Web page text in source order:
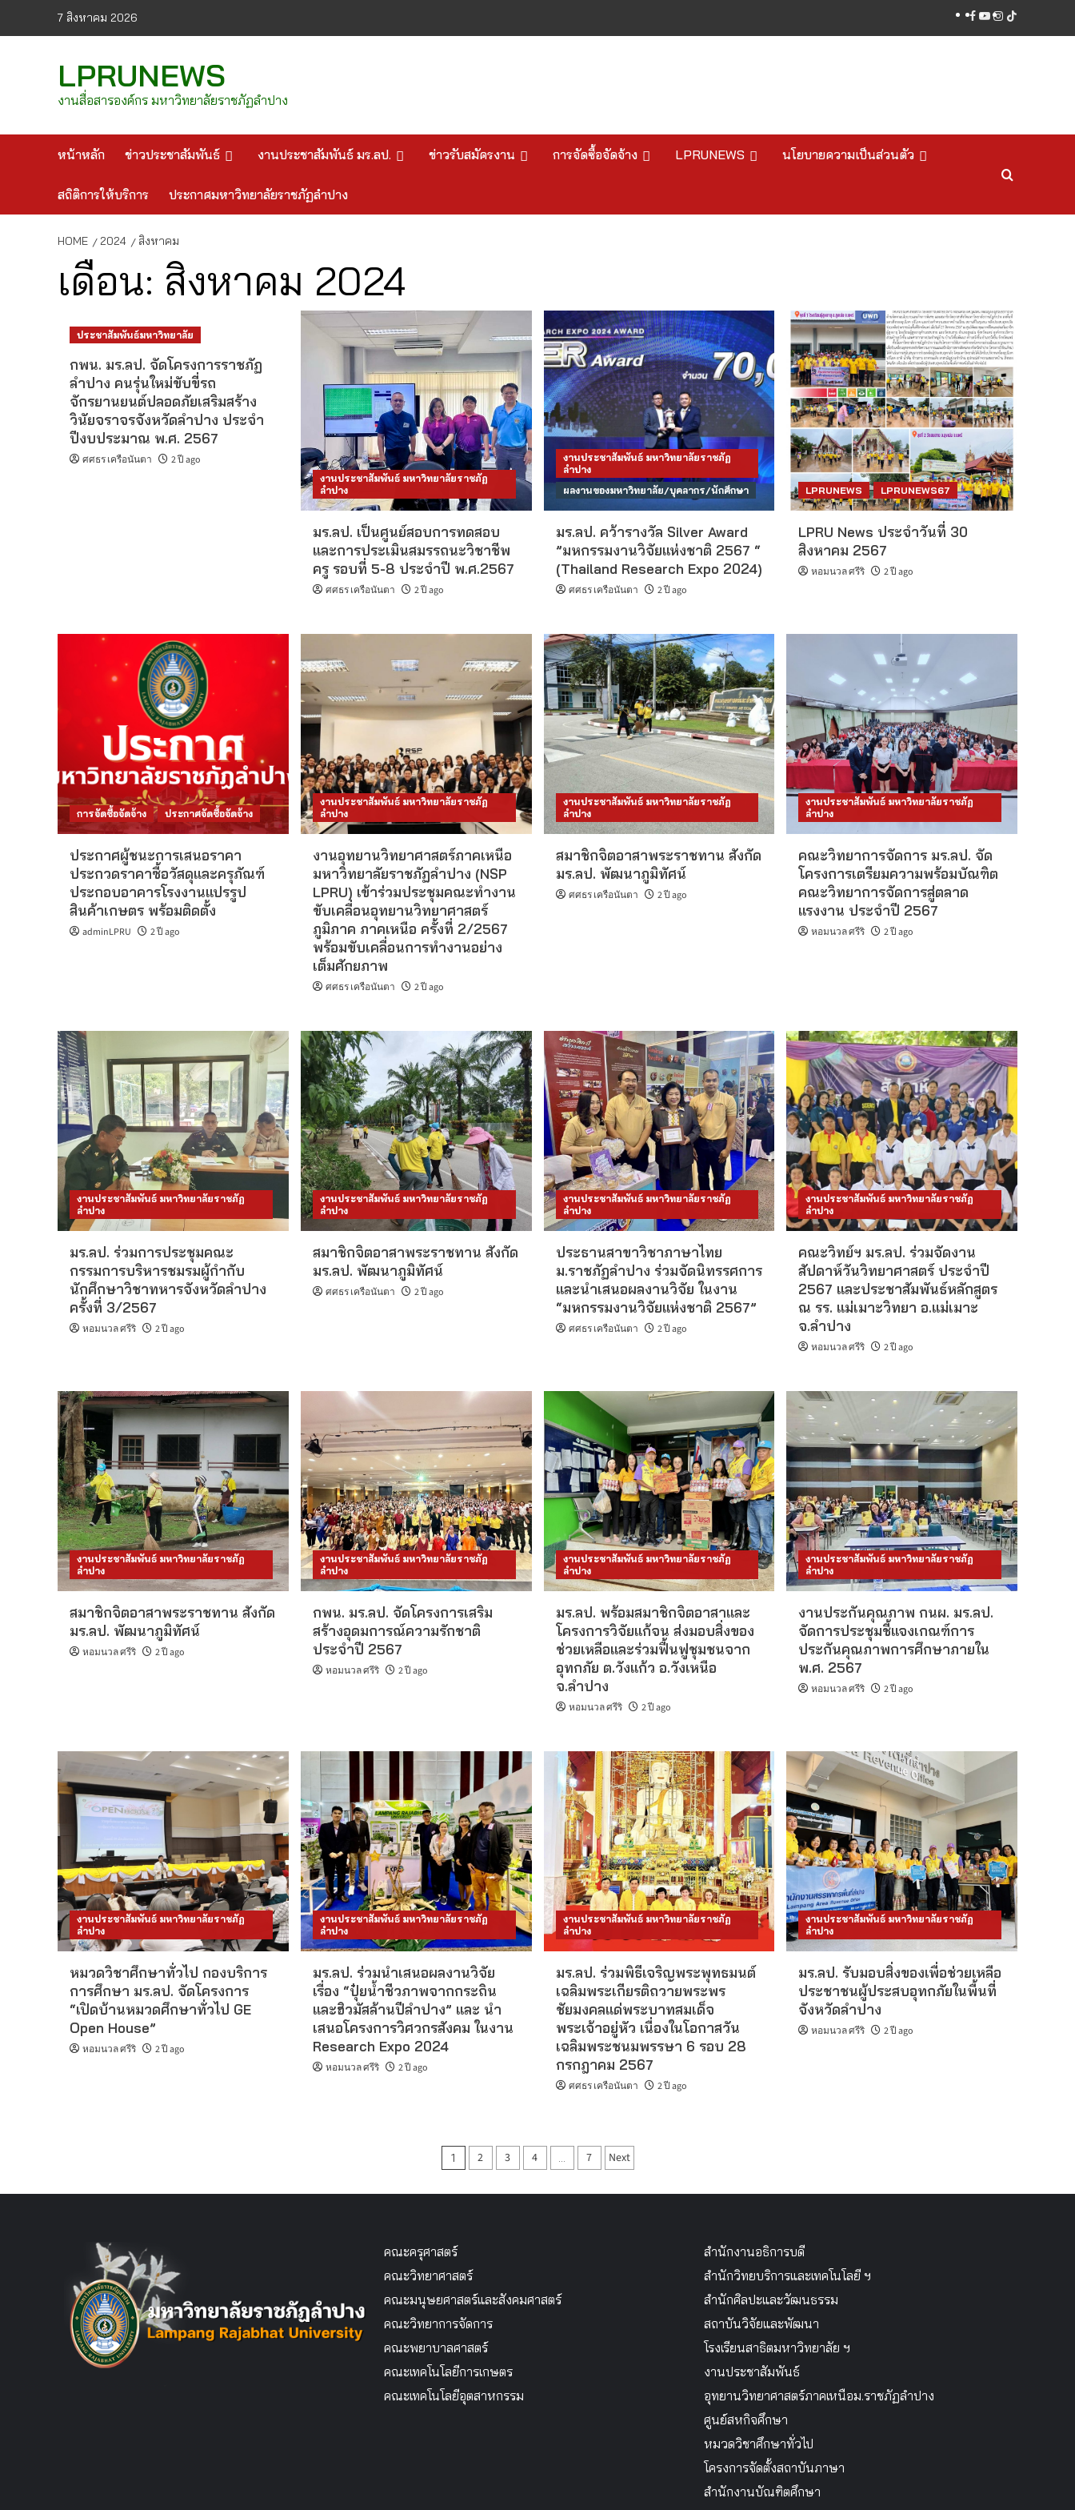
7 สิงหาคม 2026 facebook
youtube
instagram
tiktok
LPRUNEWS
งานสื่อสารองค์กร มหาวิทยาลัยราชภัฏลำปาง
หน้าหลัก ข่าวประชาสัมพันธ์ งานประชาสัมพันธ์ มร.ลป. ข่าวรับสมัครงาน การจัดซื้อจัดจ้าง LPRUNEWS นโยบายความเป็นส่วนตัว
สถิติการให้บริการ ประกาศมหาวิทยาลัยราชภัฏลำปาง
HOME 2024 สิงหาคม
เดือน: สิงหาคม 2024
ประชาสัมพันธ์มหาวิทยาลัย
กพน. มร.ลป. จัดโครงการราชภัฏ
ลำปาง คนรุ่นใหม่ขับขี่รถ
จักรยานยนต์ปลอดภัยเสริมสร้าง
วินัยจราจรจังหวัดลำปาง ประจำ
ปีงบประมาณ พ.ศ. 2567
ศศธร เครือนันตา 2 ปี ago
งานประชาสัมพันธ์ มหาวิทยาลัยราชภัฏ
ลำปาง
มร.ลป. เป็นศูนย์สอบการทดสอบ
และการประเมินสมรรถนะวิชาชีพ
ครู รอบที่ 5-8 ประจำปี พ.ศ.2567
ศศธร เครือนันตา 2 ปี ago
งานประชาสัมพันธ์ มหาวิทยาลัยราชภัฏ
ลำปาง
ผลงานของมหาวิทยาลัย/บุคลากร/นักศึกษา
มร.ลป. คว้ารางวัล Silver Award
”มหกรรมงานวิจัยแห่งชาติ 2567 “
(Thailand Research Expo 2024)
ศศธร เครือนันตา 2 ปี ago
LPRUNEWS LPRUNEWS67
LPRU News ประจำวันที่ 30
สิงหาคม 2567
หอมนวล ศรีริ 2 ปี ago
การจัดซื้อจัดจ้าง ประกาศจัดซื้อจัดจ้าง
ประกาศผู้ชนะการเสนอราคา
ประกวดราคาซื้อวัสดุและครุภัณฑ์
ประกอบอาคารโรงงานแปรรูป
สินค้าเกษตร พร้อมติดตั้ง
adminLPRU 2 ปี ago
งานประชาสัมพันธ์ มหาวิทยาลัยราชภัฏ
ลำปาง
งานอุทยานวิทยาศาสตร์ภาคเหนือ
มหาวิทยาลัยราชภัฏลำปาง (NSP
LPRU) เข้าร่วมประชุมคณะทำงาน
ขับเคลื่อนอุทยานวิทยาศาสตร์
ภูมิภาค ภาคเหนือ ครั้งที่ 2/2567
พร้อมขับเคลื่อนการทำงานอย่าง
เต็มศักยภาพ
ศศธร เครือนันตา 2 ปี ago
งานประชาสัมพันธ์ มหาวิทยาลัยราชภัฏ
ลำปาง
สมาชิกจิตอาสาพระราชทาน สังกัด
มร.ลป. พัฒนาภูมิทัศน์
ศศธร เครือนันตา 2 ปี ago
งานประชาสัมพันธ์ มหาวิทยาลัยราชภัฏ
ลำปาง
คณะวิทยาการจัดการ มร.ลป. จัด
โครงการเตรียมความพร้อมบัณฑิต
คณะวิทยาการจัดการสู่ตลาด
แรงงาน ประจำปี 2567
หอมนวล ศรีริ 2 ปี ago
งานประชาสัมพันธ์ มหาวิทยาลัยราชภัฏ
ลำปาง
มร.ลป. ร่วมการประชุมคณะ
กรรมการบริหารชมรมผู้กำกับ
นักศึกษาวิชาทหารจังหวัดลำปาง
ครั้งที่ 3/2567
หอมนวล ศรีริ 2 ปี ago
งานประชาสัมพันธ์ มหาวิทยาลัยราชภัฏ
ลำปาง
สมาชิกจิตอาสาพระราชทาน สังกัด
มร.ลป. พัฒนาภูมิทัศน์
ศศธร เครือนันตา 2 ปี ago
งานประชาสัมพันธ์ มหาวิทยาลัยราชภัฏ
ลำปาง
ประธานสาขาวิชาภาษาไทย
ม.ราชภัฏลำปาง ร่วมจัดนิทรรศการ
และนำเสนอผลงานวิจัย ในงาน
“มหกรรมงานวิจัยแห่งชาติ 2567”
ศศธร เครือนันตา 2 ปี ago
งานประชาสัมพันธ์ มหาวิทยาลัยราชภัฏ
ลำปาง
คณะวิทย์ฯ มร.ลป. ร่วมจัดงาน
สัปดาห์วันวิทยาศาสตร์ ประจำปี
2567 และประชาสัมพันธ์หลักสูตร
ณ รร. แม่เมาะวิทยา อ.แม่เมาะ
จ.ลำปาง
หอมนวล ศรีริ 2 ปี ago
งานประชาสัมพันธ์ มหาวิทยาลัยราชภัฏ
ลำปาง
สมาชิกจิตอาสาพระราชทาน สังกัด
มร.ลป. พัฒนาภูมิทัศน์
หอมนวล ศรีริ 2 ปี ago
งานประชาสัมพันธ์ มหาวิทยาลัยราชภัฏ
ลำปาง
กพน. มร.ลป. จัดโครงการเสริม
สร้างอุดมการณ์ความรักชาติ
ประจำปี 2567
หอมนวล ศรีริ 2 ปี ago
งานประชาสัมพันธ์ มหาวิทยาลัยราชภัฏ
ลำปาง
มร.ลป. พร้อมสมาชิกจิตอาสาและ
โครงการวิจัยแก้จน ส่งมอบสิ่งของ
ช่วยเหลือและร่วมฟื้นฟูชุมชนจาก
อุทกภัย ต.วังแก้ว อ.วังเหนือ
จ.ลำปาง
หอมนวล ศรีริ 2 ปี ago
งานประชาสัมพันธ์ มหาวิทยาลัยราชภัฏ
ลำปาง
งานประกันคุณภาพ กนผ. มร.ลป.
จัดการประชุมชี้แจงเกณฑ์การ
ประกันคุณภาพการศึกษาภายใน
พ.ศ. 2567
หอมนวล ศรีริ 2 ปี ago
งานประชาสัมพันธ์ มหาวิทยาลัยราชภัฏ
ลำปาง
หมวดวิชาศึกษาทั่วไป กองบริการ
การศึกษา มร.ลป. จัดโครงการ
“เปิดบ้านหมวดศึกษาทั่วไป GE
Open House”
หอมนวล ศรีริ 2 ปี ago
งานประชาสัมพันธ์ มหาวิทยาลัยราชภัฏ
ลำปาง
มร.ลป. ร่วมนำเสนอผลงานวิจัย
เรื่อง “ปุ๋ยน้ำชีวภาพจากกระถิน
และฮิวมัสล้านปีลำปาง” และ นำ
เสนอโครงการวิศวกรสังคม ในงาน
Research Expo 2024
หอมนวล ศรีริ 2 ปี ago
งานประชาสัมพันธ์ มหาวิทยาลัยราชภัฏ
ลำปาง
มร.ลป. ร่วมพิธีเจริญพระพุทธมนต์
เฉลิมพระเกียรติถวายพระพร
ชัยมงคลแด่พระบาทสมเด็จ
พระเจ้าอยู่หัว เนื่องในโอกาสวัน
เฉลิมพระชนมพรรษา 6 รอบ 28
กรกฎาคม 2567
ศศธร เครือนันตา 2 ปี ago
งานประชาสัมพันธ์ มหาวิทยาลัยราชภัฏ
ลำปาง
มร.ลป. รับมอบสิ่งของเพื่อช่วยเหลือ
ประชาชนผู้ประสบอุทกภัยในพื้นที่
จังหวัดลำปาง
หอมนวล ศรีริ 2 ปี ago
Posts
1 2 3 4 … 7 Next
คณะครุศาสตร์
คณะวิทยาศาสตร์
คณะมนุษยศาสตร์และสังคมศาสตร์
คณะวิทยาการจัดการ
คณะพยาบาลศาสตร์
คณะเทคโนโลยีการเกษตร
คณะเทคโนโลยีอุตสาหกรรม
สำนักงานอธิการบดี
สำนักวิทยบริการและเทคโนโลยี ฯ
สำนักศิลปะและวัฒนธรรม
สถาบันวิจัยและพัฒนา
โรงเรียนสาธิตมหาวิทยาลัย ฯ
งานประชาสัมพันธ์
อุทยานวิทยาศาสตร์ภาคเหนือม.ราชภัฏลำปาง
ศูนย์สหกิจศึกษา
หมวดวิชาศึกษาทั่วไป
โครงการจัดตั้งสถาบันภาษา
สำนักงานบัณฑิตศึกษา